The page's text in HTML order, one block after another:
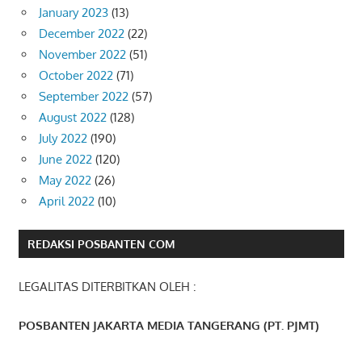
January 2023 (13)
December 2022 (22)
November 2022 (51)
October 2022 (71)
September 2022 (57)
August 2022 (128)
July 2022 (190)
June 2022 (120)
May 2022 (26)
April 2022 (10)
REDAKSI POSBANTEN COM
LEGALITAS DITERBITKAN OLEH :
POSBANTEN JAKARTA MEDIA TANGERANG (PT. PJMT)